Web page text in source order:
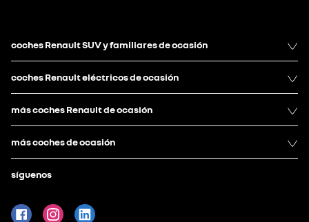
coches Renault SUV y familiares de ocasión
coches Renault eléctricos de ocasión
más coches Renault de ocasión
más coches de ocasión
síguenos